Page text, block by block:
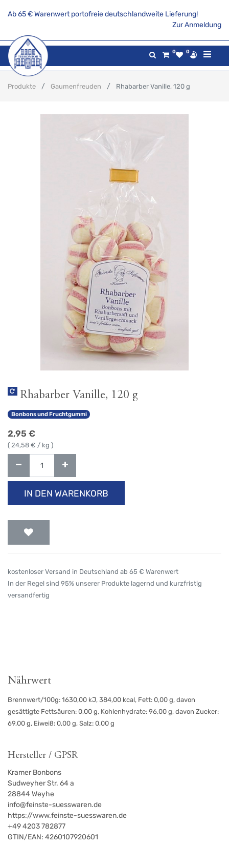
Ab 65 € Warenwert portofreie deutschlandweite Lieferung!
Zur Anmeldung
0 0
Produkte Gaumenfreuden Rhabarber Vanille, 120 g
Rhabarber Vanille, 120 g
Bonbons und Fruchtgummi
2,95 €
( 24,58 € / kg )
IN DEN WARENKORB
kostenloser Versand in Deutschland ab 65 € Warenwert
In der Regel sind 95% unserer Produkte lagernd und kurzfristig
versandfertig
Nährwert
Brennwert/100g: 1630,00 kJ, 384,00 kcal, Fett: 0,00 g, davon
gesättigte Fettsäuren: 0,00 g, Kohlenhydrate: 96,00 g, davon Zucker:
69,00 g, Eiweiß: 0,00 g, Salz: 0,00 g
Hersteller / GPSR
Kramer Bonbons
Sudweyher Str. 64 a
28844 Weyhe
info@feinste-suesswaren.de
https://www.feinste-suesswaren.de
+49 4203 782877
GTIN/EAN: 4260107920601